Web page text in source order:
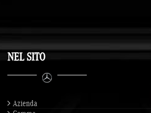
NEL SITO
Azienda